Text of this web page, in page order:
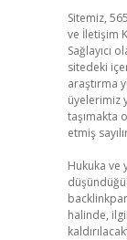
Sitemiz,
ve İletişim
Sağlayıcı
sitedeki
araştırma
üyelerimiz
taşımakta
etmiş
Hukuka ve
halinde,